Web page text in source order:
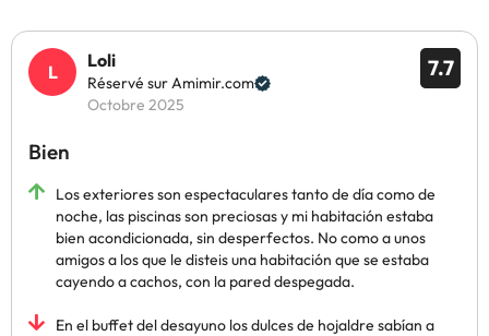
7.7
Loli
Réservé sur Amimir.com
Octobre 2025
Bien
Los exteriores son espectaculares tanto de día como de
noche, las piscinas son preciosas y mi habitación estaba
bien acondicionada, sin desperfectos. No como a unos
amigos a los que le disteis una habitación que se estaba
cayendo a cachos, con la pared despegada.
En el buffet del desayuno los dulces de hojaldre sabían a